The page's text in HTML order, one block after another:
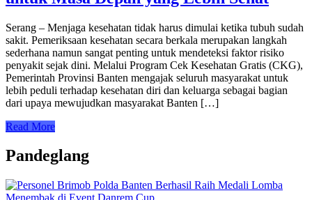
Serang – Menjaga kesehatan tidak harus dimulai ketika tubuh sudah
sakit. Pemeriksaan kesehatan secara berkala merupakan langkah
sederhana namun sangat penting untuk mendeteksi faktor risiko
penyakit sejak dini. Melalui Program Cek Kesehatan Gratis (CKG),
Pemerintah Provinsi Banten mengajak seluruh masyarakat untuk
lebih peduli terhadap kesehatan diri dan keluarga sebagai bagian
dari upaya mewujudkan masyarakat Banten […]
Read More
Pandeglang